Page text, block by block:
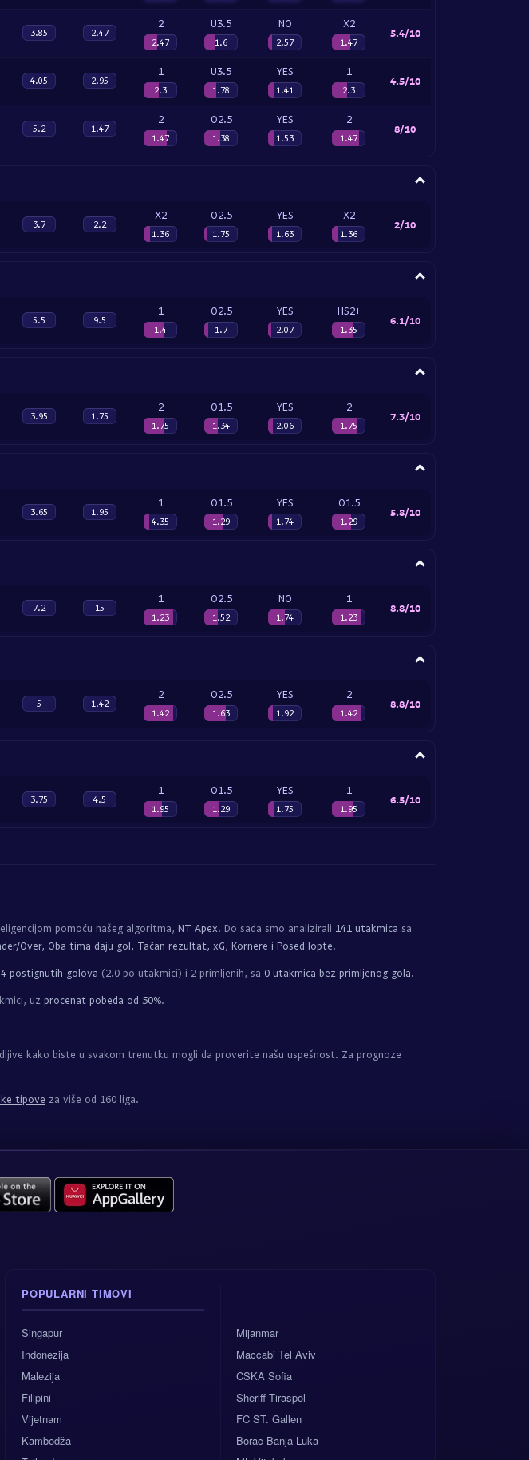
3.85 2.47
2
2.47
U3.5
1.6
NO
2.57
X2
1.47
5.4/10
4.05 2.95
1
2.3
U3.5
1.78
YES
1.41
1
2.3
4.5/10
5.2 1.47
2
1.47
O2.5
1.38
YES
1.53
2
1.47
8/10
3.7 2.2
X2
1.36
O2.5
1.75
YES
1.63
X2
1.36
2/10
5.5 9.5
1
1.4
O2.5
1.7
YES
2.07
HS2+
1.35
6.1/10
3.95 1.75
2
1.75
O1.5
1.34
YES
2.06
2
1.75
7.3/10
3.65 1.95
1
4.35
O1.5
1.29
YES
1.74
O1.5
1.29
5.8/10
7.2 15
1
1.23
O2.5
1.52
NO
1.74
1
1.23
8.8/10
5 1.42
2
1.42
O2.5
1.63
YES
1.92
2
1.42
8.8/10
3.75 4.5
1
1.95
O1.5
1.29
YES
1.75
1
1.95
6.5/10
pomoću našeg algoritma, NT Apex. Do sada smo analizirali 141 utakmica sa
Over, Oba tima daju gol, Tačan rezultat, xG, Kornere i Posed lopte.
4 postignutih golova (2.0 po utakmici) i 2 primljenih, sa 0 utakmica bez primljenog gola.
uz procenat pobeda od 50%.
kako biste u svakom trenutku mogli da proverite našu uspešnost. Za prognoze
tipove za više od 160 liga.
POPULARNI TIMOVI
Singapur
Indonezija
Malezija
Filipini
Vijetnam
Kambodža
Mijanmar
Maccabi Tel Aviv
CSKA Sofia
Sheriff Tiraspol
FC ST. Gallen
Borac Banja Luka